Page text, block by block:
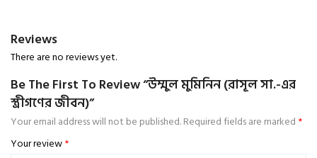
Reviews
There are no reviews yet.
Be The First To Review “উম্মুল মুমিনিন (রাসূল সা.-এর
স্ত্রীগণের জীবন)”
Your email address will not be published.Required fields are marked *
Your review*